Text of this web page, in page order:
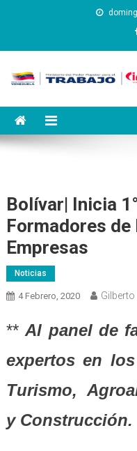
Bolívar| Inicia
Formadores
Empresas
Noticias
4 Febrero, 2020 Gilberto
** Al panel de
expertos en
Turismo,
y Construcción.